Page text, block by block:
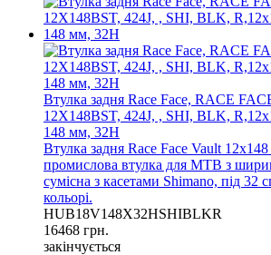
Втулка задня Race Face, RACE
12X148BST, 424J, , SHI, BLK,
148 мм, 32H
Втулка задня Race Face Vault
промислова втулка для MTB з
сумісна з касетами Shimano, під 32
кольорі.
HUB18V148X32HSHIBLKR
16468 грн.
закінчується